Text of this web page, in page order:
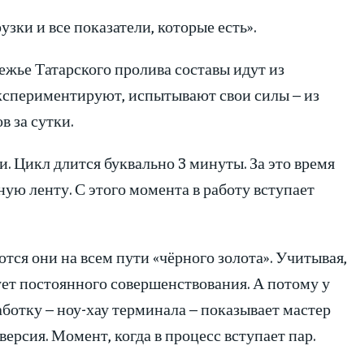
и все показатели, которые есть».
Татарского пролива составы идут из
испытывают свои силы – из
за сутки.
Цикл длится буквально 3 минуты. За это время
ленту. С этого момента в работу вступает
они на всем пути «чёрного золота». Учитывая,
постоянного совершенствования. А потому у
– ноу-хау терминала – показывает мастер
Момент, когда в процесс вступает пар.